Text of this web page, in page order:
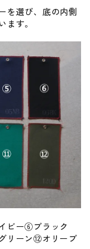
を選び、底の内側
す。
ビー⑥ブラック
リーン⑫オリーブ